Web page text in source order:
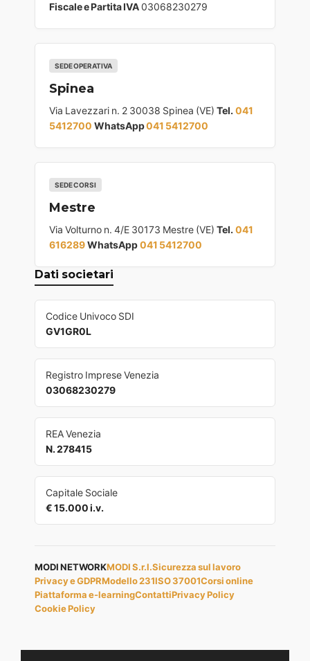
Fiscale e Partita IVA03068230279
SEDE OPERATIVA
Spinea
Via Lavezzari n. 2 30038 Spinea (VE) Tel. 041
5412700 WhatsApp041 5412700
SEDE CORSI
Mestre
Via Volturno n. 4/E 30173 Mestre (VE) Tel. 041
616289WhatsApp041 5412700
Dati societari
Codice Univoco SDI
GV1GR0L
Registro Imprese Venezia
03068230279
REA Venezia
N. 278415
Capitale Sociale
€ 15.000 i.v.
MODI NETWORKMODI S.r.l.Sicurezza sul lavoro
Privacy e GDPRModello 231ISO 37001Corsi online
Piattaforma e-learningContattiPrivacy Policy
Cookie Policy